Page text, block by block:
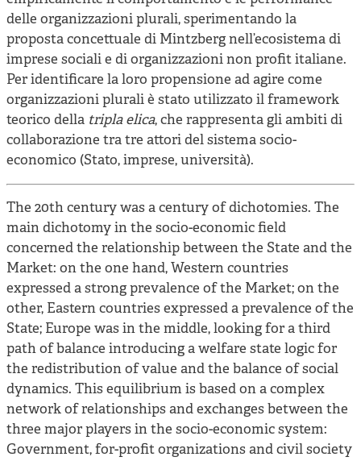
delle organizzazioni plurali, sperimentando la
proposta concettuale di Mintzberg nell’ecosistema di
imprese sociali e di organizzazioni non profit italiane.
Per identificare la loro propensione ad agire come
organizzazioni plurali è stato utilizzato il framework
teorico della tripla elica, che rappresenta gli ambiti di
collaborazione tra tre attori del sistema socio-
economico (Stato, imprese, università).
The 20th century was a century of dichotomies. The
main dichotomy in the socio-economic field
concerned the relationship between the State and the
Market: on the one hand, Western countries
expressed a strong prevalence of the Market; on the
other, Eastern countries expressed a prevalence of the
State; Europe was in the middle, looking for a third
path of balance introducing a welfare state logic for
the redistribution of value and the balance of social
dynamics. This equilibrium is based on a complex
network of relationships and exchanges between the
three major players in the socio-economic system:
Government, for-profit organizations and civil society